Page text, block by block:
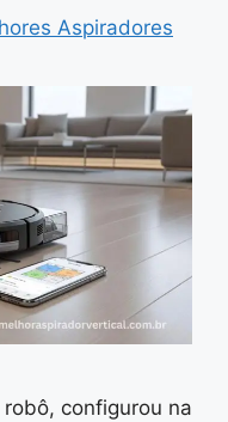
Aspiradores
configurou na